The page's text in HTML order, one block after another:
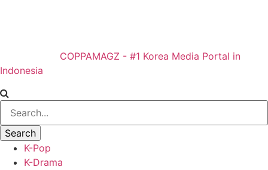
COPPAMAGZ - #1 Korea Media Portal in
Indonesia
K-Pop
K-Drama